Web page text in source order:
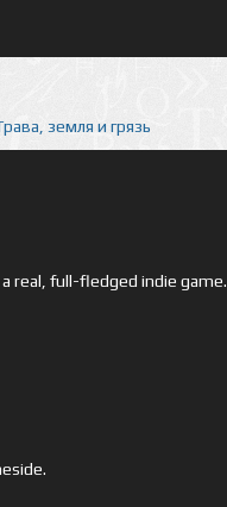
земля и грязь
real, full-fledged indie game.